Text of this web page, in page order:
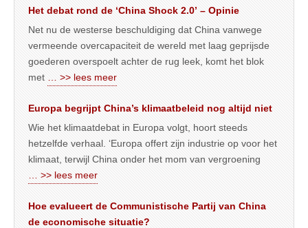
Het debat rond de ‘China Shock 2.0’ – Opinie
Net nu de westerse beschuldiging dat China vanwege
vermeende overcapaciteit de wereld met laag geprijsde
goederen overspoelt achter de rug leek, komt het blok
met … >> lees meer
Europa begrijpt China’s klimaatbeleid nog altijd niet
Wie het klimaatdebat in Europa volgt, hoort steeds
hetzelfde verhaal. ‘Europa offert zijn industrie op voor het
klimaat, terwijl China onder het mom van vergroening
… >> lees meer
Hoe evalueert de Communistische Partij van China
de economische situatie?